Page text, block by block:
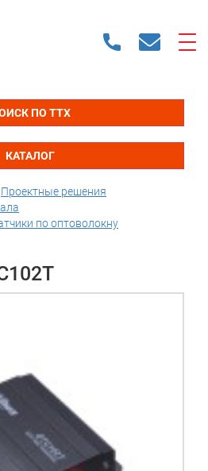
ПО ТТХ
КАТАЛОГ
Проектные решения
по оптоволокну